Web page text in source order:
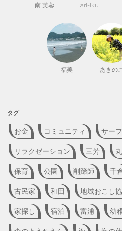
南 芙蓉 ari-iku
福美 あきのこ
タグ
お金 コミュニティ サー
リラクゼーション 三芳
保育 公園 削蹄師 千
古民家 和田 地域おこし
家探し 宿泊 富浦 幼